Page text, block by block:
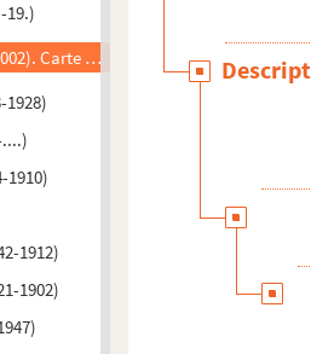
19.)
Carte de visite autographe à Jean
1910)
1912)
1902)